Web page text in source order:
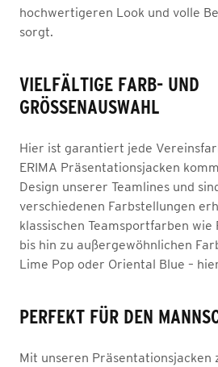
hochwertigeren Look und volle
sorgt.
VIELFÄLTIGE FARB- UND
GRÖSSENAUSWAHL
Hier ist garantiert jede
ERIMA Präsentationsjacken
Design unserer Teamlines und
verschiedenen Farbstellungen
klassischen Teamsportfarben wie
bis hin zu außergewöhnlichen
Lime Pop oder Oriental Blue –
PERFEKT FÜR DEN
Mit unseren Präsentationsjacken